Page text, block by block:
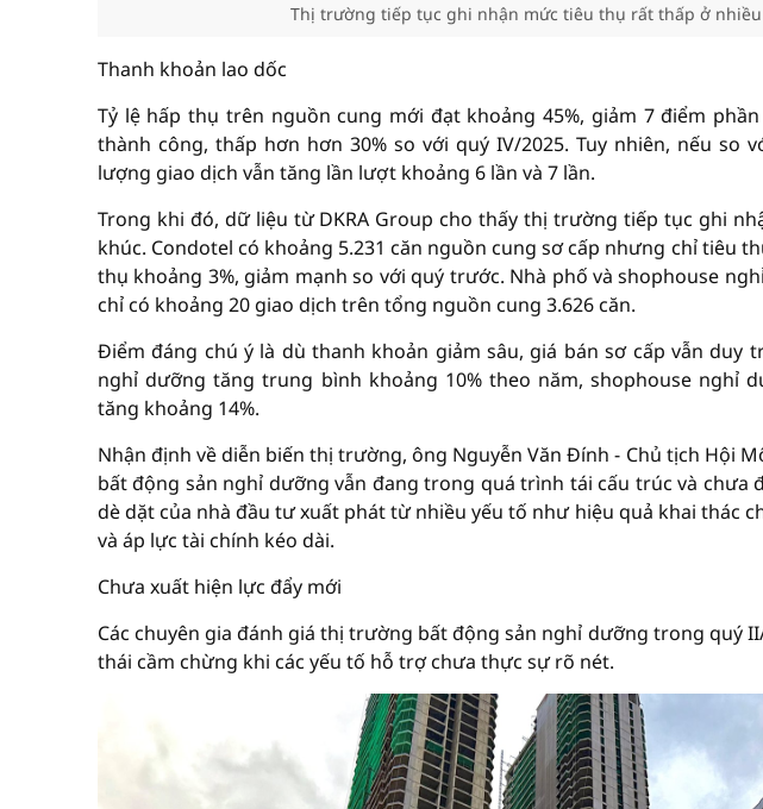
Thị trường tiếp tục ghi nhận mức tiêu thụ rất thấp ở nhiều
Thanh khoản lao dốc
Tỷ lệ hấp thụ trên nguồn cung mới đạt khoảng 45%, giảm 7 điểm
thành công, thấp hơn hơn 30% so với quý IV/2025. Tuy nhiên, nếu so
lượng giao dịch vẫn tăng lần lượt khoảng 6 lần và 7 lần.
Trong khi đó, dữ liệu từ DKRA Group cho thấy thị trường tiếp tục ghi
khúc. Condotel có khoảng 5.231 căn nguồn cung sơ cấp nhưng chỉ tiêu
thụ khoảng 3%, giảm mạnh so với quý trước. Nhà phố và shophouse
chỉ có khoảng 20 giao dịch trên tổng nguồn cung 3.626 căn.
Điểm đáng chú ý là dù thanh khoản giảm sâu, giá bán sơ cấp vẫn duy
nghỉ dưỡng tăng trung bình khoảng 10% theo năm, shophouse nghỉ
tăng khoảng 14%.
Nhận định về diễn biến thị trường, ông Nguyễn Văn Đính - Chủ tịch Hội
bất động sản nghỉ dưỡng vẫn đang trong quá trình tái cấu trúc và chưa
dè dặt của nhà đầu tư xuất phát từ nhiều yếu tố như hiệu quả khai thác
và áp lực tài chính kéo dài.
Chưa xuất hiện lực đẩy mới
Các chuyên gia đánh giá thị trường bất động sản nghỉ dưỡng trong quý
thái cầm chừng khi các yếu tố hỗ trợ chưa thực sự rõ nét.